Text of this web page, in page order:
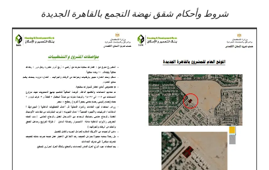
شروط وأحكام شقق نهضة التجمع بالقاهرة الجديدة